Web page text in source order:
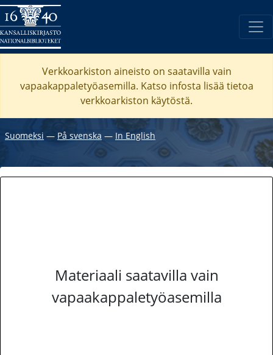
Verkkoarkiston aineisto on saatavilla vain
vapaakappaletyöasemilla. Katso infosta lisää tietoa
verkkoarkiston käytöstä.
Suomeksi ― På svenska ― In English
Materiaali saatavilla vain
vapaakappaletyöasemilla